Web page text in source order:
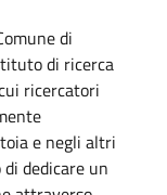
di
di ricerca
ricercatori
e negli altri
dedicare un